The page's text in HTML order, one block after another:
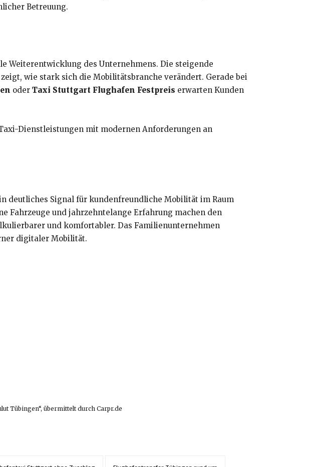
Betreuung.
Weiterentwicklung des Unternehmens. Die steigende
wie stark sich die Mobilitätsbranche verändert. Gerade bei
oder Taxi Stuttgart Flughafen Festpreis erwarten Kunden
Dienstleistungen mit modernen Anforderungen an
deutliches Signal für kundenfreundliche Mobilität im Raum
Fahrzeuge und jahrzehntelange Erfahrung machen den
und komfortabler. Das Familienunternehmen
digitaler Mobilität.
Tübingen“, übermittelt durch Carpr.de